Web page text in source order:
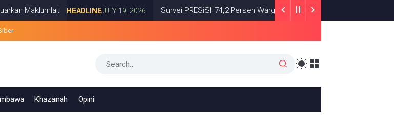
HEADLINE JULY 19, 2026 Survei PRESiSI: 74,2 Persen Warga Puas dengan Satu Tahun Kinerja Bupati
Khazanah Opini